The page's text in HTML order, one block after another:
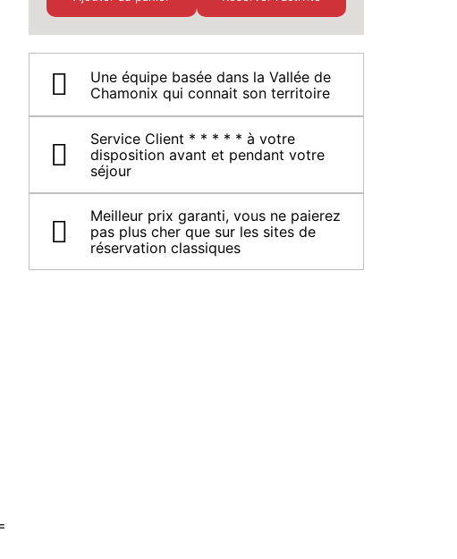
Une équipe basée dans la Vallée de
Chamonix qui connait son territoire
Service Client * * * * * à votre
disposition avant et pendant votre
séjour
Meilleur prix garanti, vous ne paierez
pas plus cher que sur les sites de
réservation classiques